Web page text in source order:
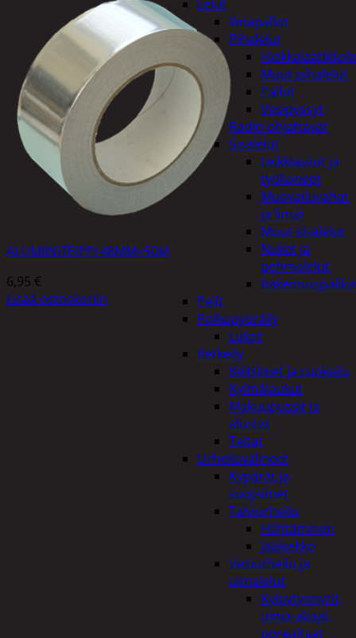
Lelut
Ilmapallot
Pihalelut
Muut pihalelut
Pallot
Vesipyssyt
Radio-ohjattavat
Sisälelut
Leikkiautot ja
työkoneet
Muovailuvahat
ja limat
Muut sisälelut
Nuket ja
pehmolelut
Pelit
Polkupyöräily
Lukot
Retkeily
Keittimet ja ruokailu
Kylmälaukut
Makuupussit ja
alustat
Teltat
Urheiluvälineet
Kypärät ja
suojaimet
Talviurheilu
Hiihtäminen
Jääkiekko
Vesiurheilu ja
uimalelut
Kylpytynnyrit,
uima-altaat,
porealtaat
ALUMIINITEIPPI 48MM×50M
6,95 €
Lisää ostoskoriin